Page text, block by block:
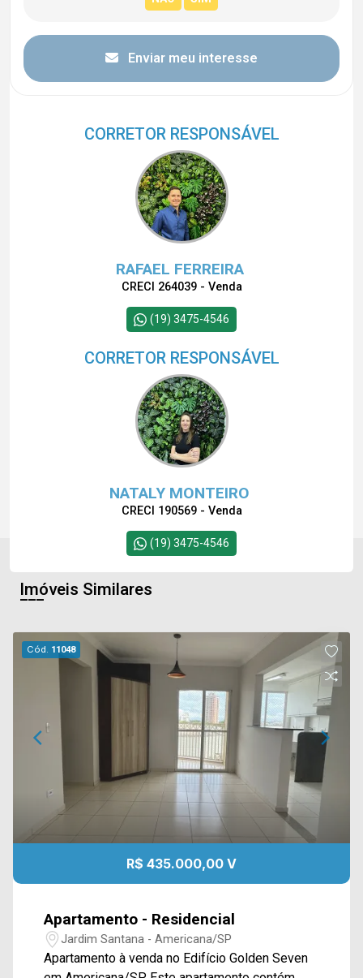
Enviar meu interesse
CORRETOR RESPONSÁVEL
RAFAEL FERREIRA
CRECI 264039 - Venda
(19) 3475-4546
CORRETOR RESPONSÁVEL
NATALY MONTEIRO
CRECI 190569 - Venda
(19) 3475-4546
Imóveis Similares
Cód. 11048
R$ 435.000,00 V
Apartamento - Residencial
Jardim Santana - Americana/SP
Apartamento à venda no Edifício Golden Seven